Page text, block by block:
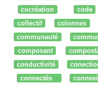
cocréation
code
collectif
colonnes
communauté
composant
conductivité
connectés